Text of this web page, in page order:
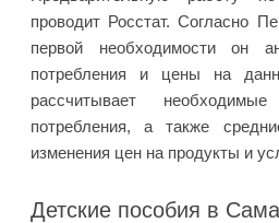
проводит Росстат. Согласно
первой необходимости он
потребления и цены на
рассчитывает
потребления, а также
изменения цен на продукты и
Детские пособия в